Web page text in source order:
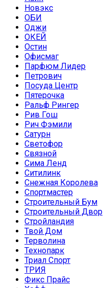
Новэкс
ОБИ
Оджи
ОКЕЙ
Остин
Офисмаг
Парфюм Лидер
Петрович
Посуда Центр
Пятерочка
Ральф Рингер
Рив Гош
Рич Фэмили
Сатурн
Светофор
Связной
Сима Ленд
Ситилинк
Снежная Королева
Спортмастер
Строительный Бум
Строительный Двор
Стройландия
Твой Дом
Терволина
Технопарк
Триал Спорт
ТРИЯ
Фикс Прайс